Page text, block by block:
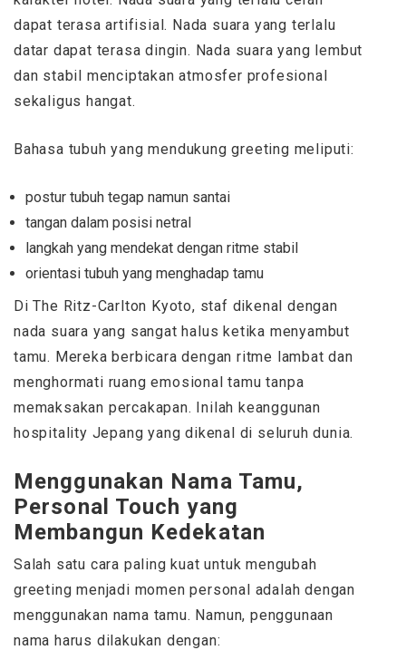
dapat terasa artifisial. Nada suara yang terlalu
datar dapat terasa dingin. Nada suara yang lembut
dan stabil menciptakan atmosfer profesional
sekaligus hangat.
Bahasa tubuh yang mendukung greeting meliputi:
postur tubuh tegap namun santai
tangan dalam posisi netral
langkah yang mendekat dengan ritme stabil
orientasi tubuh yang menghadap tamu
Di The Ritz-Carlton Kyoto, staf dikenal dengan
nada suara yang sangat halus ketika menyambut
tamu. Mereka berbicara dengan ritme lambat dan
menghormati ruang emosional tamu tanpa
memaksakan percakapan. Inilah keanggunan
hospitality Jepang yang dikenal di seluruh dunia.
Menggunakan Nama Tamu,
Personal Touch yang
Membangun Kedekatan
Salah satu cara paling kuat untuk mengubah
greeting menjadi momen personal adalah dengan
menggunakan nama tamu. Namun, penggunaan
nama harus dilakukan dengan: